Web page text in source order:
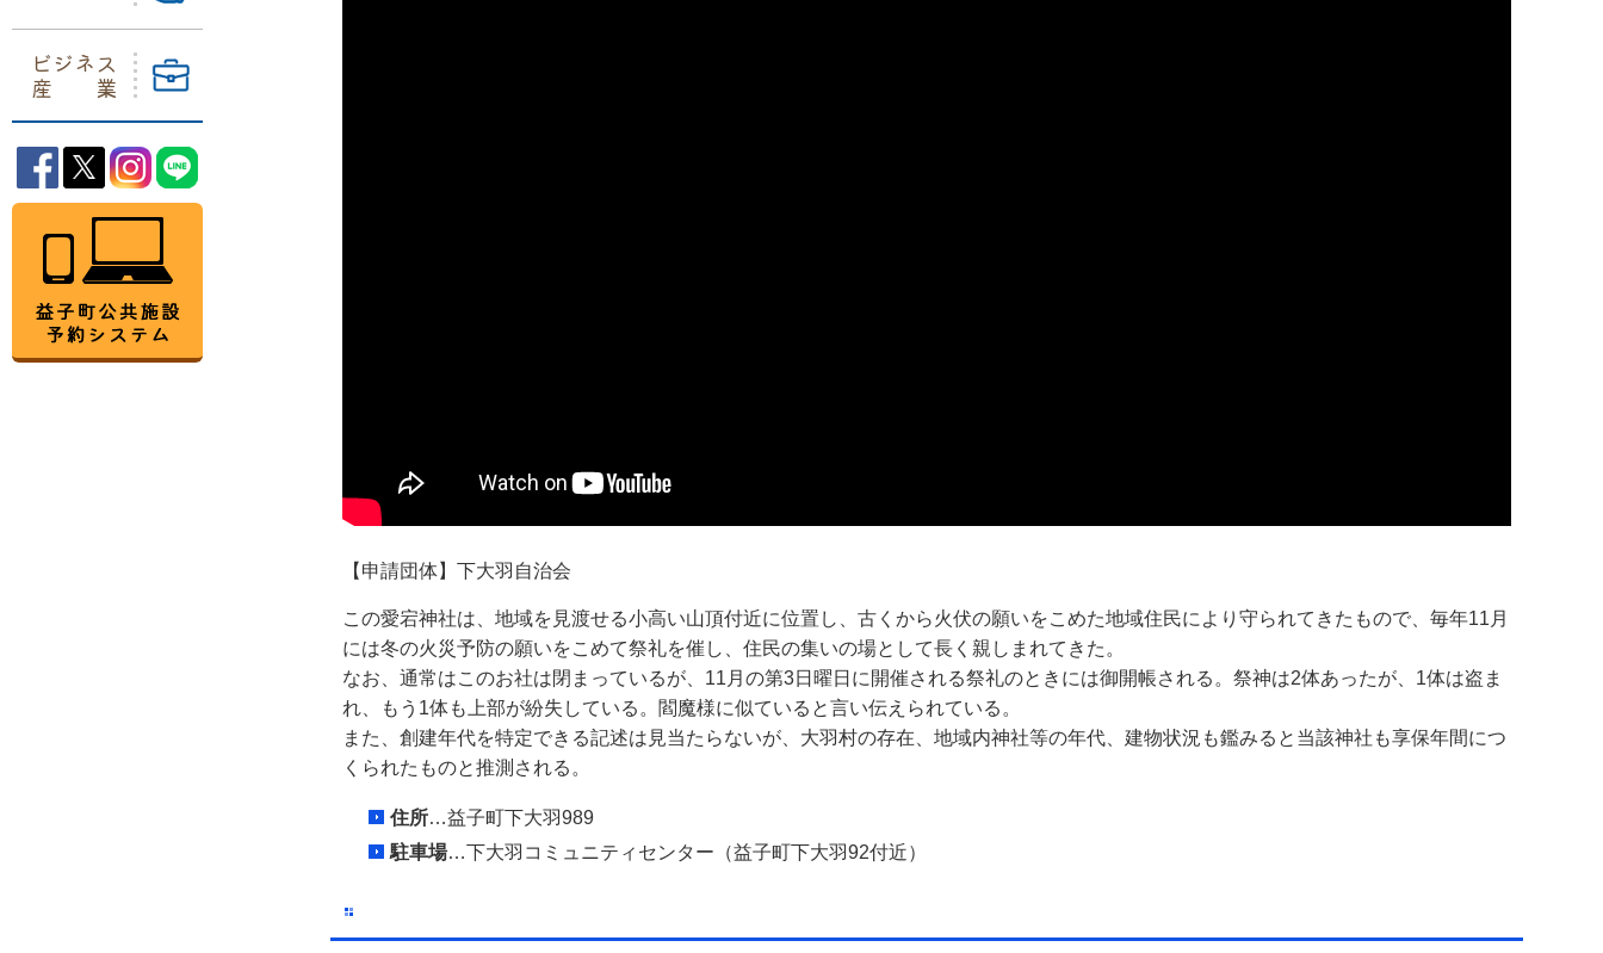
ビジネス
産業
益子町Facebook
益子町Twitter
益子町Instagram
【申請団体】下大羽自治会
この愛宕神社は、地域を見渡せる小高い山頂付近に位置し、古くから火伏の願いをこめた地域住民により守られてきたもので、毎年11月
には冬の火災予防の願いをこめて祭礼を催し、住民の集いの場として長く親しまれてきた。
なお、通常はこのお社は閉まっているが、11月の第3日曜日に開催される祭礼のときには御開帳される。祭神は2体あったが、1体は盗ま
れ、もう1体も上部が紛失している。閻魔様に似ていると言い伝えられている。
また、創建年代を特定できる記述は見当たらないが、大羽村の存在、地域内神社等の年代、建物状況も鑑みると当該神社も享保年間につ
くられたものと推測される。
住所…益子町下大羽989
駐車場…下大羽コミュニティセンター（益子町下大羽92付近）